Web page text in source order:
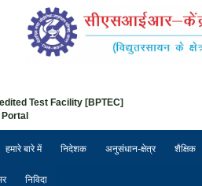
Test Facility [BPTEC]
हमारे बारे में निदेशक अनुसंधान-क्षेत्र शैक्षिक
निविदा